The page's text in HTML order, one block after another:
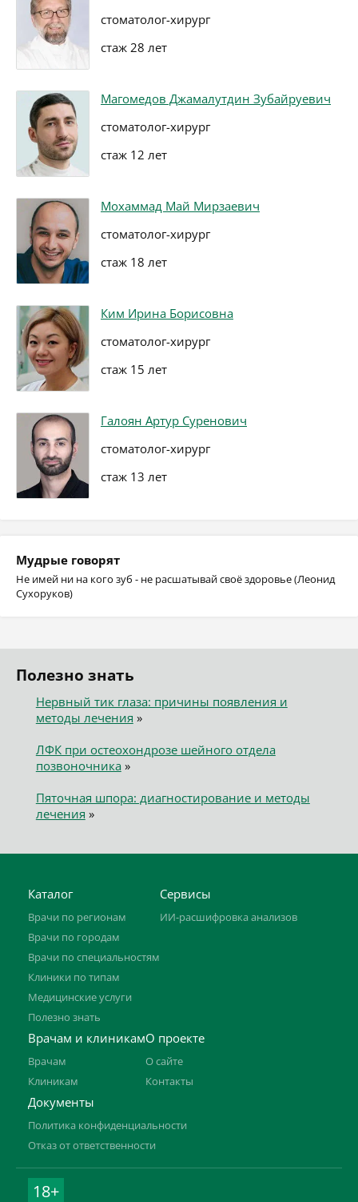
стоматолог-хирург
стаж 28 лет
Магомедов Джамалутдин Зубайруевич
стоматолог-хирург
стаж 12 лет
Мохаммад Май Мирзаевич
стоматолог-хирург
стаж 18 лет
Ким Ирина Борисовна
стоматолог-хирург
стаж 15 лет
Галоян Артур Суренович
стоматолог-хирург
стаж 13 лет
Мудрые говорят
Не имей ни на кого зуб - не расшатывай своё здоровье (Леонид
Сухоруков)
Полезно знать
Нервный тик глаза: причины появления и
методы лечения »
ЛФК при остеохондрозе шейного отдела
позвоночника»
Пяточная шпора: диагностирование и методы
лечения »
Каталог
Врачи по регионам
Врачи по городам
Врачи по специальностям
Клиники по типам
Медицинские услуги
Полезно знать
Сервисы
ИИ-расшифровка анализов
Врачам и клиникам
Врачам
Клиникам
О проекте
О сайте
Контакты
Документы
Политика конфиденциальности
Отказ от ответственности
18+